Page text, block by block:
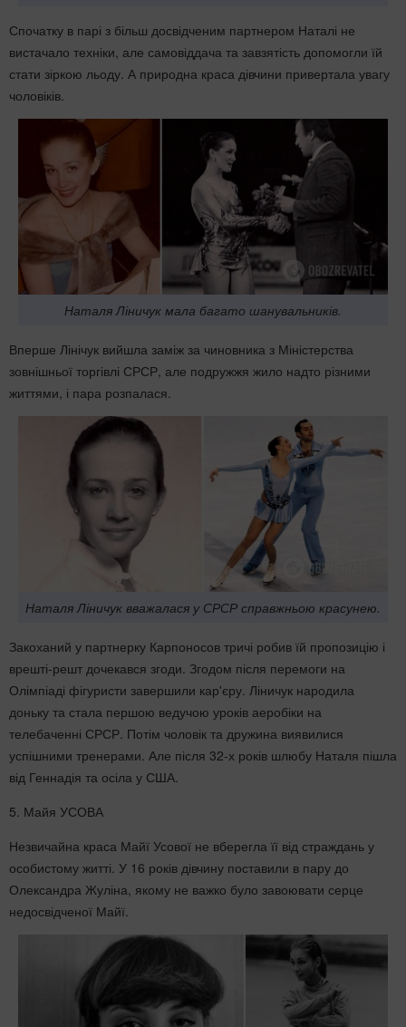
Спочатку в парі з більш досвідченим партнером Наталі не
вистачало техніки, але самовіддача та завзятість допомогли їй
стати зіркою льоду. А природна краса дівчини привертала увагу
чоловіків.
Наталя Ліничук мала багато шанувальників.
Вперше Лінічук вийшла заміж за чиновника з Міністерства
зовнішньої торгівлі СРСР, але подружжя жило надто різними
життями, і пара розпалася.
Наталя Ліничук вважалася у СРСР справжньою красунею.
Закоханий у партнерку Карпоносов тричі робив їй пропозицію і
врешті-решт дочекався згоди. Згодом після перемоги на
Олімпіаді фігуристи завершили кар'єру. Ліничук народила
доньку та стала першою ведучою уроків аеробіки на
телебаченні СРСР. Потім чоловік та дружина виявилися
успішними тренерами. Але після 32-х років шлюбу Наталя пішла
від Геннадія та осіла у США.
5. Майя УСОВА
Незвичайна краса Майї Усової не вберегла її від страждань у
особистому житті. У 16 років дівчину поставили в пару до
Олександра Жуліна, якому не важко було завоювати серце
недосвідченої Майї.